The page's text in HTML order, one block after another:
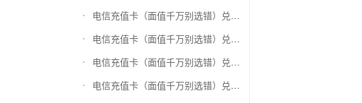
电信充值卡（面值千万别选错）兑换酷狗音乐
电信充值卡（面值千万别选错）兑换周黑鸭
电信充值卡（面值千万别选错）兑换一号店礼品卡
电信充值卡（面值千万别选错）兑换亚马逊（只要实体卡）